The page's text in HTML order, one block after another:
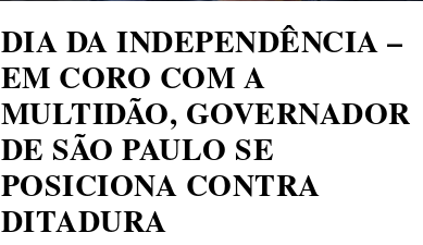
DIA DA INDEPENDÊNCIA –
EM CORO COM A
MULTIDÃO, GOVERNADOR
DE SÃO PAULO SE
POSICIONA CONTRA
DITADURA